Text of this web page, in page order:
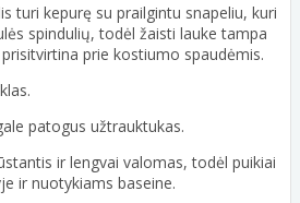
turi kepurę su prailgintu snapeliu, kuri
spindulių, todėl žaisti lauke tampa
prie kostiumo spaudėmis.
patogus užtrauktukas.
ir lengvai valomas, todėl puikiai
ir nuotykiams baseine.